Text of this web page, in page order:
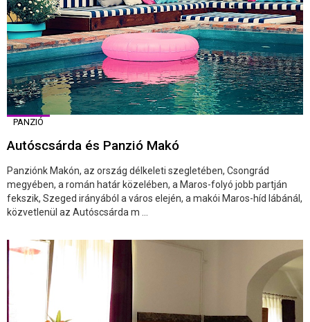
PANZIÓ
Autóscsárda és Panzió Makó
Panziónk Makón, az ország délkeleti szegletében, Csongrád
megyében, a román határ közelében, a Maros-folyó jobb partján
fekszik, Szeged irányából a város elején, a makói Maros-híd lábánál,
közvetlenül az Autóscsárda m ...